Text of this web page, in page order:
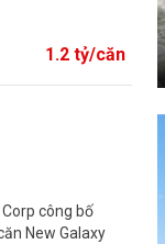
1.2 tỷ/căn
công bố
New Galaxy